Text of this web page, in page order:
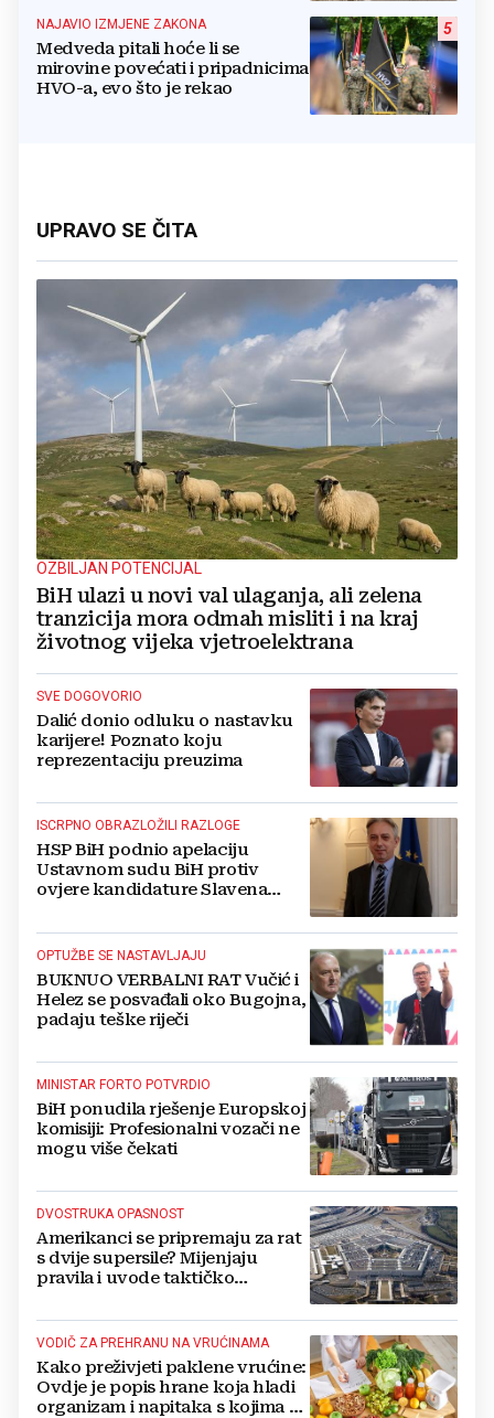
5
NAJAVIO IZMJENE ZAKONA
Medveda pitali hoće li se
mirovine povećati i pripadnicima
HVO-a, evo što je rekao
UPRAVO SE ČITA
OZBILJAN POTENCIJAL
BiH ulazi u novi val ulaganja, ali zelena
tranzicija mora odmah misliti i na kraj
životnog vijeka vjetroelektrana
SVE DOGOVORIO
Dalić donio odluku o nastavku
karijere! Poznato koju
reprezentaciju preuzima
ISCRPNO OBRAZLOŽILI RAZLOGE
HSP BiH podnio apelaciju
Ustavnom sudu BiH protiv
ovjere kandidature Slavena
OPTUŽBE SE NASTAVLJAJU
BUKNUO VERBALNI RAT Vučić i
Helez se posvađali oko Bugojna,
padaju teške riječi
MINISTAR FORTO POTVRDIO
BiH ponudila rješenje Europskoj
komisiji: Profesionalni vozači ne
mogu više čekati
DVOSTRUKA OPASNOST
Amerikanci se pripremaju za rat
s dvije supersile? Mijenjaju
pravila i uvode taktičko
VODIČ ZA PREHRANU NA VRUĆINAMA
Kako preživjeti paklene vrućine:
Ovdje je popis hrane koja hladi
organizam i napitaka s kojima si